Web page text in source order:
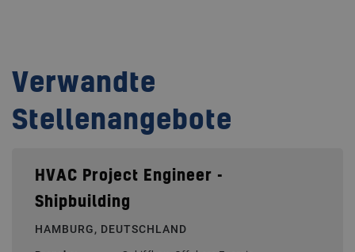
Verwandte
Stellenangebote
HVAC Project Engineer -
Shipbuilding
HAMBURG, DEUTSCHLAND